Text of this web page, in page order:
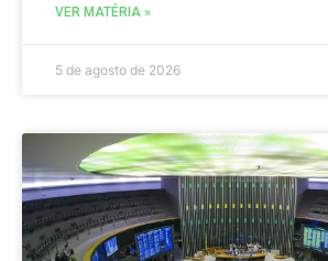
VER MATÉRIA »
5 de agosto de 2026